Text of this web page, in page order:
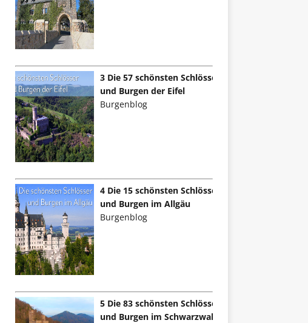
3 Die 57 schönsten Schlösser
und Burgen der Eifel
Burgenblog
4 Die 15 schönsten Schlösser
und Burgen im Allgäu
Burgenblog
5 Die 83 schönsten Schlösser
und Burgen im Schwarzwald